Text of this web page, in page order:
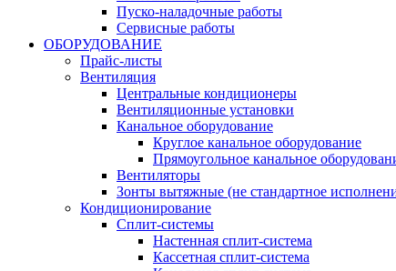
Пуско-наладочные работы
Сервисные работы
ОБОРУДОВАНИЕ
Прайс-листы
Вентиляция
Центральные кондиционеры
Вентиляционные установки
Канальное оборудование
Круглое канальное оборудование
Прямоугольное канальное
Вентиляторы
Зонты вытяжные (не стандартное
Кондиционирование
Сплит-системы
Настенная сплит-система
Кассетная сплит-система